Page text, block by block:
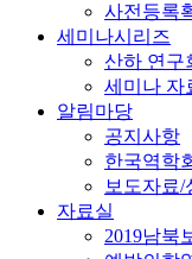
사전등록
세미나시리즈
산하 연구
세미나 자
알림마당
공지사항
한국역학
보도자료/
자료실
2019남북